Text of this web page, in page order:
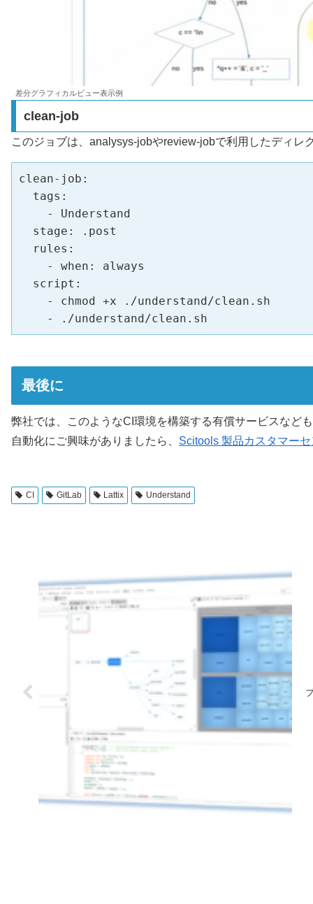
差分グラフィカルビュー表示例
clean-job
このジョブは、analysys-jobやreview-jobで利用したディレ
clean-job:
  tags:
    - Understand
  stage: .post
  rules:
    - when: always
  script:
    - chmod +x ./understand/clean.sh
    - ./understand/clean.sh
最後に
弊社では、このようなCI環境を構築する有償サービスなど
自動化にご興味がありましたら、 Scitools 製品カスタマー
CI GitLab Lattix Understand